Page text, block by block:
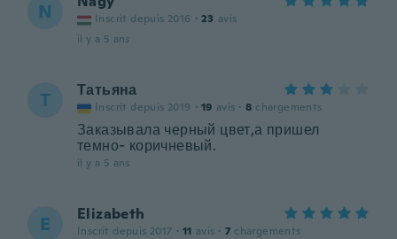
N Inscrit depuis 2016 · 23 avis
il y a 5 ans
Т Татьяна
Inscrit depuis 2019 · 19 avis · 8 chargements
Заказывала черный цвет,а пришел
темно- коричневый.
il y a 5 ans
E Elizabeth
Inscrit depuis 2017 · 11 avis · 7 chargements